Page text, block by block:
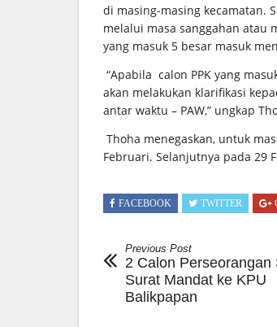
di masing-masing kecamatan.
melalui masa sanggahan atau
yang masuk 5 besar masuk
“Apabila calon PPK yang
akan melakukan klarifikasi
antar waktu – PAW,” ungkap
Thoha menegaskan, untuk
Februari. Selanjutnya pada 29
FACEBOOK TWITTER
Previous Post
2 Calon Perseorangan
Surat Mandat ke KPU
Balikpapan